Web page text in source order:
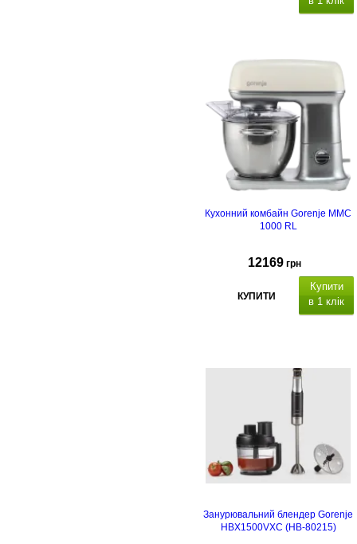
Кухонний комбайн Gorenje MMC
1000 RL
12169 грн
КУПИТИ
Купити
в 1 клік
Занурювальний блендер Gorenje
HBX1500VXC (HB-80215)